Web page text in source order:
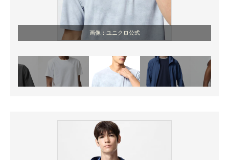
画像：ユニクロ公式